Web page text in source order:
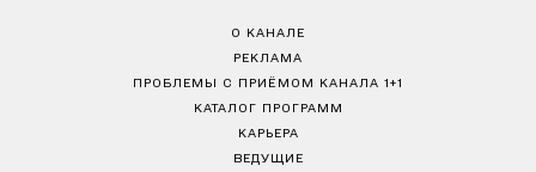
О КАНАЛЕ
РЕКЛАМА
ПРОБЛЕМЫ С ПРИЁМОМ КАНАЛА 1+1
КАТАЛОГ ПРОГРАММ
КАРЬЕРА
ВЕДУЩИЕ